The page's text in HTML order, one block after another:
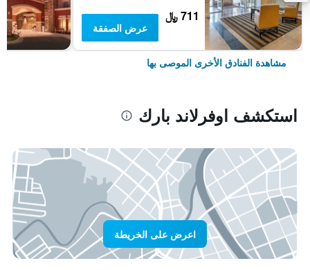
711 ﷼
عرض الصفقة
مشاهدة الفنادق الأخرى الموصى بها
استكشف اوفرلاند بارك
اعرض على الخريطة